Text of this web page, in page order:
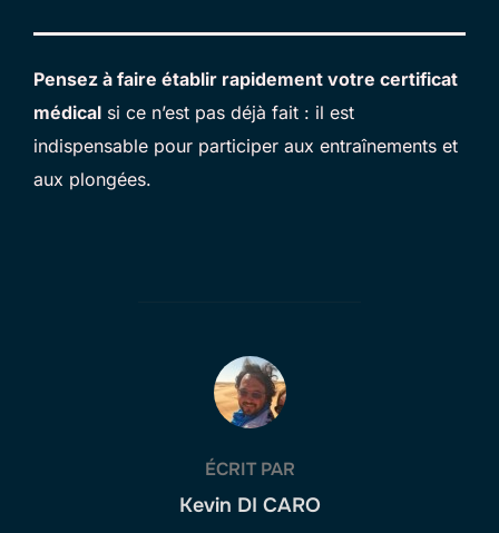
Pensez à faire établir rapidement votre certificat
médical si ce n’est pas déjà fait : il est
indispensable pour participer aux entraînements et
aux plongées.
AUTEUR DE LA PUBLICATION
ÉCRIT PAR
Kevin DI CARO